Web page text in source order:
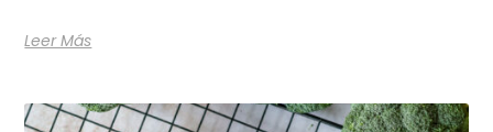
Leer Más